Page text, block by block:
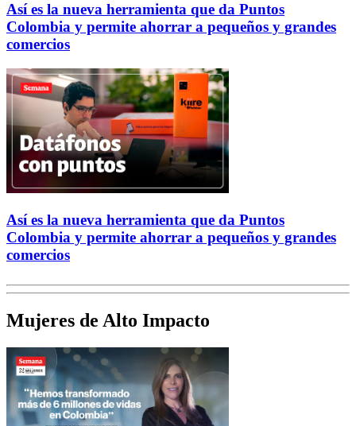
Así es la nueva herramienta que da Puntos
Colombia y permite ahorrar a pequeños y grandes
comercios
Así es la nueva herramienta que da Puntos
Colombia y permite ahorrar a pequeños y grandes
comercios
Mujeres de Alto Impacto